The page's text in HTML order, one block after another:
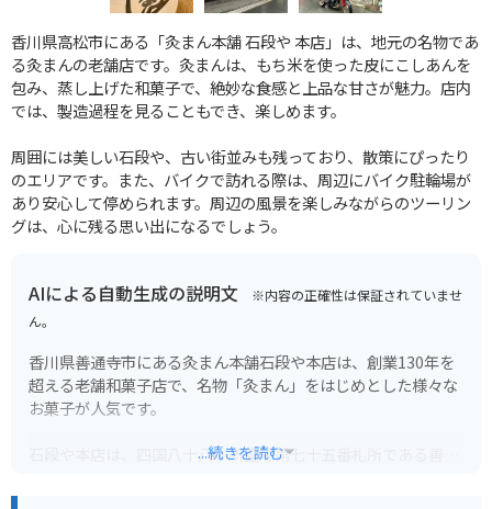
香川県高松市にある「灸まん本舗 石段や 本店」は、地元の名物であ
る灸まんの老舗店です。灸まんは、もち米を使った皮にこしあんを
包み、蒸し上げた和菓子で、絶妙な食感と上品な甘さが魅力。店内
では、製造過程を見ることもでき、楽しめます。
周囲には美しい石段や、古い街並みも残っており、散策にぴったり
のエリアです。また、バイクで訪れる際は、周辺にバイク駐輪場が
あり安心して停められます。周辺の風景を楽しみながらのツーリン
グは、心に残る思い出になるでしょう。
AIによる自動生成の説明文 ※内容の正確性は保証されていませ
ん。
香川県善通寺市にある灸まん本舗石段や本店は、創業130年を
超える老舗和菓子店で、名物「灸まん」をはじめとした様々な
お菓子が人気です。
石段や本店は、四国八十八ヶ所霊場第七十五番札所である善通
...続きを読む